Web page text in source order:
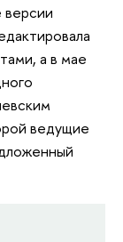
версии
а в мае
ведущие